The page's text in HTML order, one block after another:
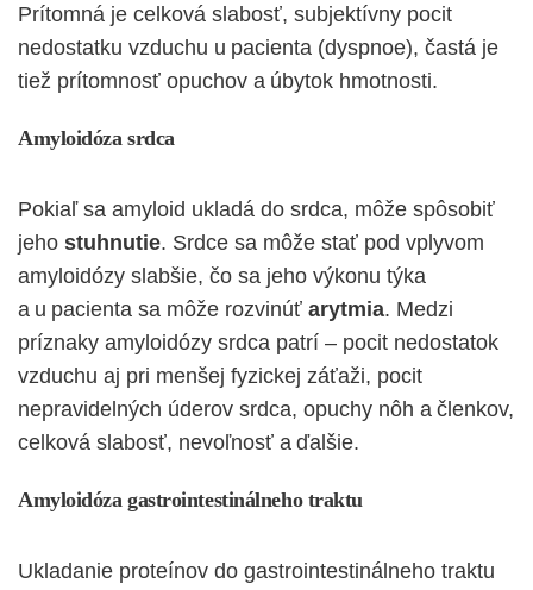
Prítomná je celková slabosť, subjektívny pocit
nedostatku vzduchu u pacienta (dyspnoe), častá je
tiež prítomnosť opuchov a úbytok hmotnosti.
Amyloidóza srdca
Pokiaľ sa amyloid ukladá do srdca, môže spôsobiť
jeho stuhnutie. Srdce sa môže stať pod vplyvom
amyloidózy slabšie, čo sa jeho výkonu týka
a u pacienta sa môže rozvinúť arytmia. Medzi
príznaky amyloidózy srdca patrí – pocit nedostatok
vzduchu aj pri menšej fyzickej záťaži, pocit
nepravidelných úderov srdca, opuchy nôh a členkov,
celková slabosť, nevoľnosť a ďalšie.
Amyloidóza gastrointestinálneho traktu
Ukladanie proteínov do gastrointestinálneho traktu